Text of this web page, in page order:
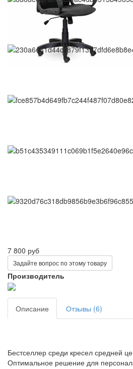
7 800 руб
Задайте вопрос по этому товару
Производитель
Описание Отзывы (6)
Бестселлер среди кресел средней
Оптимальное решение для